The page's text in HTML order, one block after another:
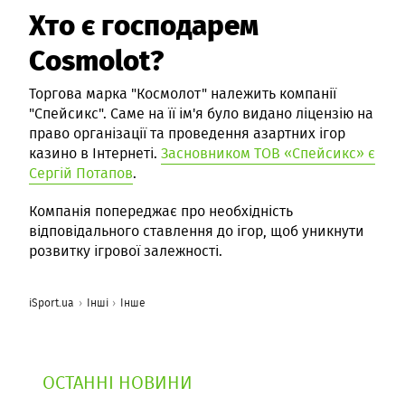
Хто є господарем
Cosmolot?
Торгова марка "Космолот" належить компанії
"Спейсикс". Саме на її ім'я було видано ліцензію на
право організації та проведення азартних ігор
казино в Інтернеті. Засновником ТОВ «Спейсикс» є
Сергій Потапов.
Компанія попереджає про необхідність
відповідального ставлення до ігор, щоб уникнути
розвитку ігрової залежності.
iSport.ua Інші Інше
ОСТАННІ НОВИНИ